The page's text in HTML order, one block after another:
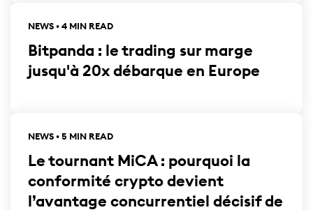
NEWS • 4 MIN READ
Bitpanda : le trading sur marge
jusqu'à 20x débarque en Europe
NEWS • 5 MIN READ
Le tournant MiCA : pourquoi la
conformité crypto devient
l’avantage concurrentiel décisif de